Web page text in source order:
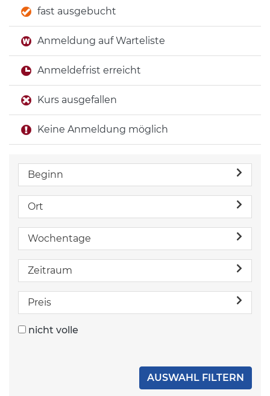
fast ausgebucht
Anmeldung auf Warteliste
Anmeldefrist erreicht
Kurs ausgefallen
Keine Anmeldung möglich
Beginn
Ort
Wochentage
Zeitraum
Preis
nicht volle